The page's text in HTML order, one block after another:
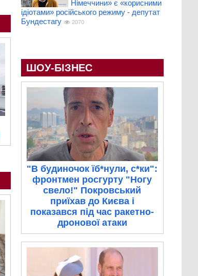
Німеччини» є «корисними
ідіотами» російського режиму - депутат
Бундестагу
2070
ШОУ-БІЗНЕС
"В будиночок їб*нули, с*ки":
фронтмен росгурту "Ногу
свело!" Покровський
приїхав до Києва і
показався під час ракетно-
дронової атаки